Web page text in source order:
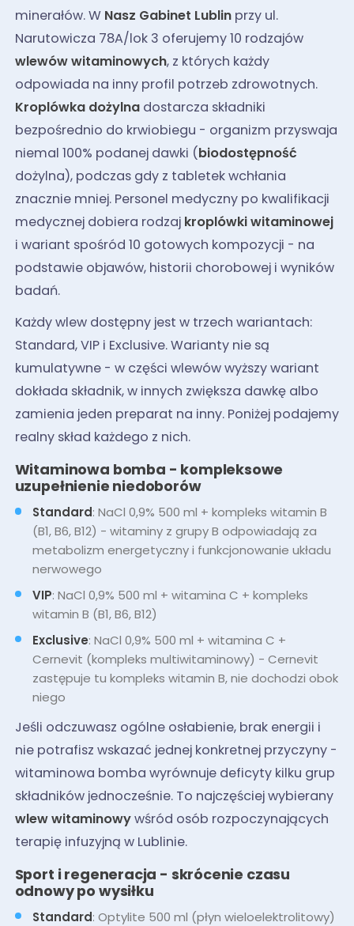
minerałów. W Nasz Gabinet Lublinprzy ul.
Narutowicza 78A/lok 3 oferujemy 10 rodzajów
wlewów witaminowych, z których każdy
odpowiada na inny profil potrzeb zdrowotnych.
Kroplówka dożylnadostarcza składniki
bezpośrednio do krwiobiegu - organizm przyswaja
niemal 100% podanej dawki (biodostępność
dożylna), podczas gdy z tabletek wchłania
znacznie mniej. Personel medyczny po kwalifikacji
medycznej dobiera rodzaj kroplówki witaminowej
i wariant spośród 10 gotowych kompozycji - na
podstawie objawów, historii chorobowej i wyników
badań.
Każdy wlew dostępny jest w trzech wariantach:
Standard, VIP i Exclusive. Warianty nie są
kumulatywne - w części wlewów wyższy wariant
dokłada składnik, w innych zwiększa dawkę albo
zamienia jeden preparat na inny. Poniżej podajemy
realny skład każdego z nich.
Witaminowa bomba - kompleksowe
uzupełnienie niedoborów
Standard: NaCl 0,9% 500 ml + kompleks witamin B
(B1, B6, B12) - witaminy z grupy B odpowiadają za
metabolizm energetyczny i funkcjonowanie układu
nerwowego
VIP: NaCl 0,9% 500 ml + witamina C + kompleks
witamin B (B1, B6, B12)
Exclusive: NaCl 0,9% 500 ml + witamina C +
Cernevit (kompleks multiwitaminowy) - Cernevit
zastępuje tu kompleks witamin B, nie dochodzi obok
niego
Jeśli odczuwasz ogólne osłabienie, brak energii i
nie potrafisz wskazać jednej konkretnej przyczyny -
witaminowa bomba wyrównuje deficyty kilku grup
składników jednocześnie. To najczęściej wybierany
wlew witaminowywśród osób rozpoczynających
terapię infuzyjną w Lublinie.
Sport i regeneracja - skrócenie czasu
odnowy po wysiłku
Standard: Optylite 500 ml (płyn wieloelektrolitowy)